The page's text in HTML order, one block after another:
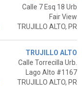
Calle 7 Esq 18 Urb
Fair View
TRUJILLO ALTO, PR
TRUJILLO ALTO
Calle Torrecilla Urb.
Lago Alto #1167
TRUJILLO ALTO, PR